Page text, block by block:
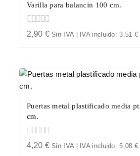
Varilla para balancin 100 cm.
0
of
2,90 € Sin IVA | IVA incluido:3,51 €
Puertas metal plastificado media
cm.
0
4,20 € Sin IVA | IVA incluido:5,08 €